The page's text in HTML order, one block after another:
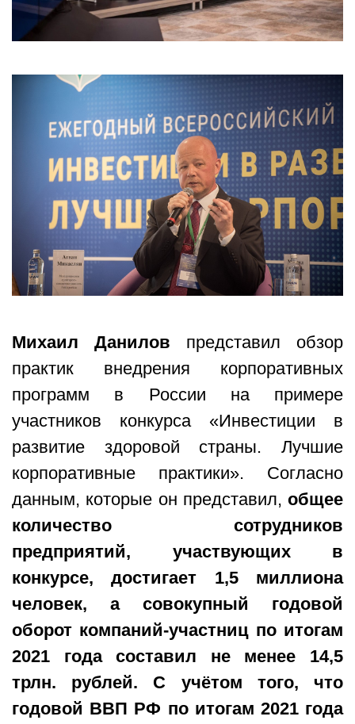
Михаил Данилов представил обзор
практик внедрения корпоративных
программ в России на примере
участников конкурса «Инвестиции в
развитие здоровой страны. Лучшие
корпоративные практики». Согласно
данным, которые он представил, общее
количество сотрудников
предприятий, участвующих в
конкурсе, достигает 1,5 миллиона
человек, а совокупный годовой
оборот компаний-участниц по итогам
2021 года составил не менее 14,5
трлн. рублей. С учётом того, что
годовой ВВП РФ по итогам 2021 года